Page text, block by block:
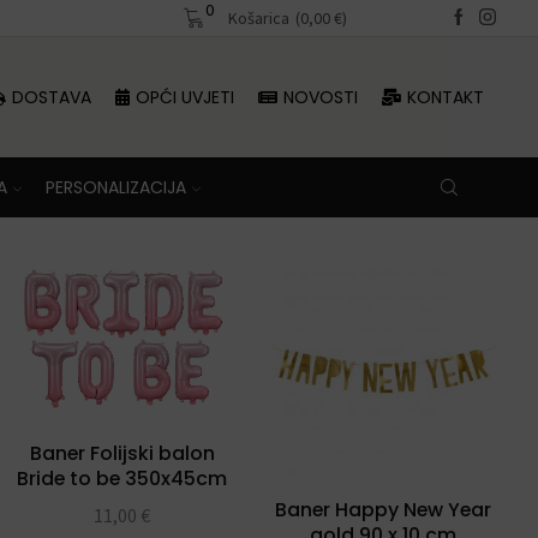
Besplatna dostava iznad 70 €
0 Košarica (0,00€)
DOSTAVA OPĆI UVJETI NOVOSTI KONTAKT
PERSONALIZACIJA
Baner Folijski balon
Bride to be 350x45cm
11,00 €
Baner Happy New Year